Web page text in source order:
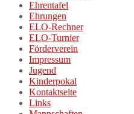
Ehrentafel
Ehrungen
ELO-Rechner
ELO-Turnier
Förderverein
Impressum
Jugend
Kinderpokal
Kontaktseite
Links